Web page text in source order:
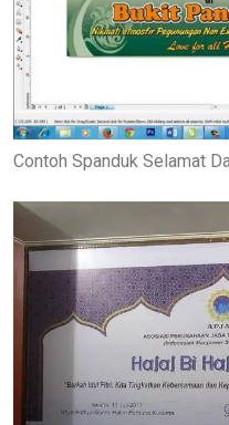
Contoh Spanduk Selamat